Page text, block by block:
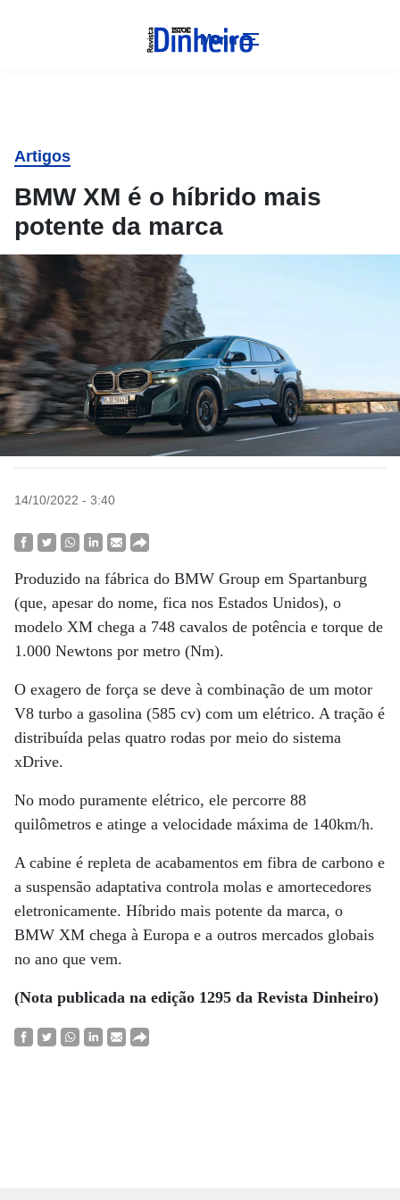
Menu
Artigos
BMW XM é o híbrido mais
potente da marca
14/10/2022 - 3:40
Produzido na fábrica do BMW Group em Spartanburg
(que, apesar do nome, fica nos Estados Unidos), o
modelo XM chega a 748 cavalos de potência e torque de
1.000 Newtons por metro (Nm).
O exagero de força se deve à combinação de um motor
V8 turbo a gasolina (585 cv) com um elétrico. A tração é
distribuída pelas quatro rodas por meio do sistema
xDrive.
No modo puramente elétrico, ele percorre 88
quilômetros e atinge a velocidade máxima de 140km/h.
A cabine é repleta de acabamentos em fibra de carbono e
a suspensão adaptativa controla molas e amortecedores
eletronicamente. Híbrido mais potente da marca, o
BMW XM chega à Europa e a outros mercados globais
no ano que vem.
(Nota publicada na edição 1295 da Revista Dinheiro)